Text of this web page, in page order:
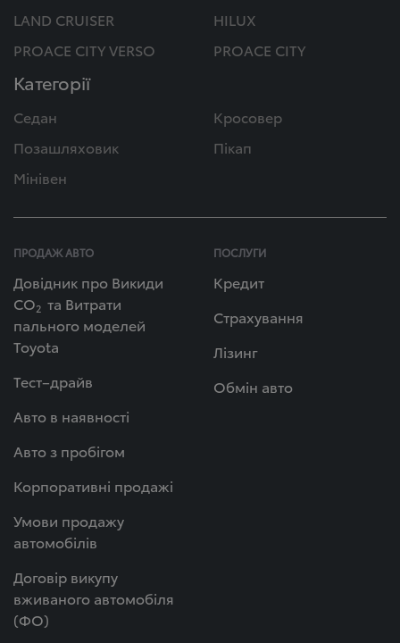
LAND CRUISER
HILUX
PROACE CITY VERSO
PROACE CITY
Категорії
Седан
Кросовер
Позашляховик
Пікап
Мінівен
ПРОДАЖ АВТО
Довідник про Викиди
СО2 та Витрати
пального моделей
Toyota
Тест–драйв
Авто в наявності
Авто з пробігом
Корпоративні продажі
Умови продажу
автомобілів
Договір викупу
вживаного автомобіля
(ФО)
ПОСЛУГИ
Кредит
Страхування
Лізинг
Обмін авто